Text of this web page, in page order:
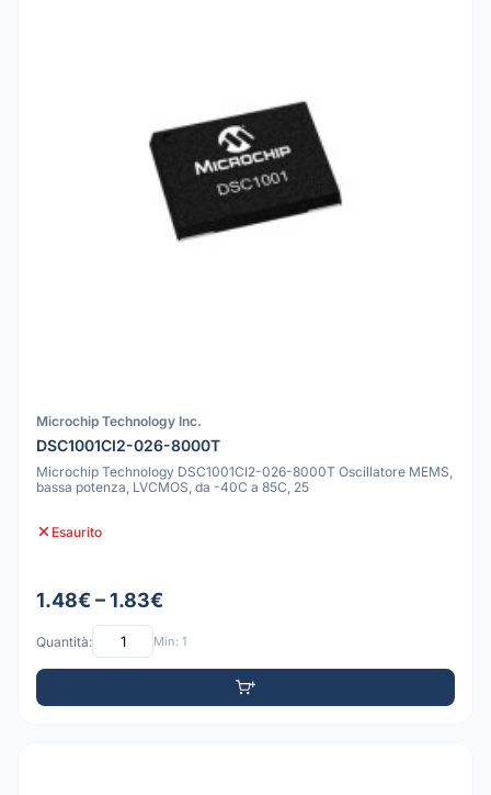
Microchip Technology Inc.
DSC1001CI2-026-8000T
Microchip Technology DSC1001CI2-026-8000T Oscillatore MEMS,
bassa potenza, LVCMOS, da -40C a 85C, 25
Esaurito
1.48€ – 1.83€
Quantità: Min: 1